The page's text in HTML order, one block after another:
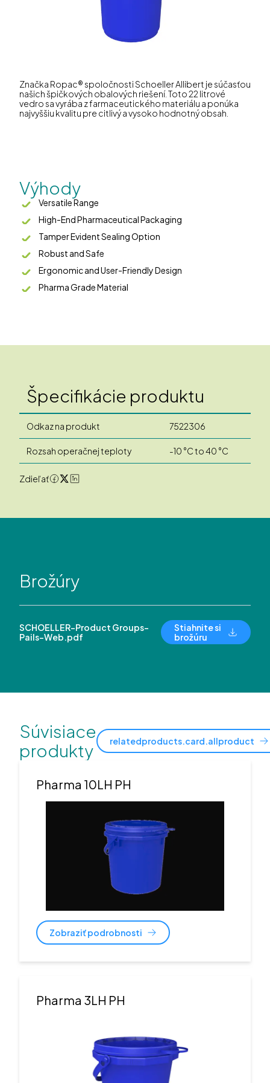
Značka Ropac® spoločnosti Schoeller Allibert je súčasťou
našich špičkových obalových riešení. Toto 22 litrové
vedro sa vyrába z farmaceutického materiálu a ponúka
najvyššiu kvalitu pre citlivý a vysoko hodnotný obsah.
Výhody
Versatile Range
High-End Pharmaceutical Packaging
Tamper Evident Sealing Option
Robust and Safe
Ergonomic and User-Friendly Design
Pharma Grade Material
Špecifikácie produktu
Odkaz na produkt 7522306
Rozsah operačnej teploty -10 °C to 40 °C
Zdieľať
Brožúry
SCHOELLER-Product Groups-
Pails-Web.pdf
Stiahnite si
brožúru
Súvisiace
produkty
relatedproducts.card.allproduct
Pharma 10LH PH
Zobraziť podrobnosti
Pharma 3LH PH